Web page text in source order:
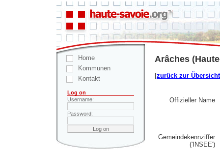
Home
Kommunen
Kontakt
Log on
Username:
Password:
Arâches
[zurück zur Übersicht
Offizieller Name
Gemeindekennziffer
('INSEE')